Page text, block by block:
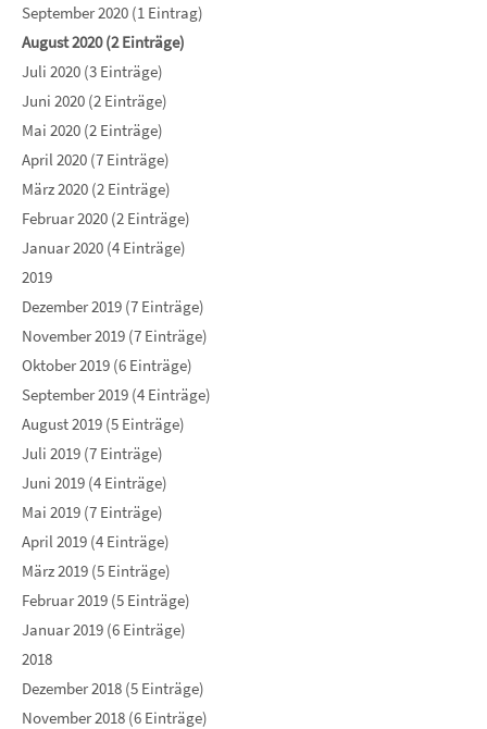
September 2020 (1 Eintrag)
August 2020 (2 Einträge)
Juli 2020 (3 Einträge)
Juni 2020 (2 Einträge)
Mai 2020 (2 Einträge)
April 2020 (7 Einträge)
März 2020 (2 Einträge)
Februar 2020 (2 Einträge)
Januar 2020 (4 Einträge)
2019
Dezember 2019 (7 Einträge)
November 2019 (7 Einträge)
Oktober 2019 (6 Einträge)
September 2019 (4 Einträge)
August 2019 (5 Einträge)
Juli 2019 (7 Einträge)
Juni 2019 (4 Einträge)
Mai 2019 (7 Einträge)
April 2019 (4 Einträge)
März 2019 (5 Einträge)
Februar 2019 (5 Einträge)
Januar 2019 (6 Einträge)
2018
Dezember 2018 (5 Einträge)
November 2018 (6 Einträge)